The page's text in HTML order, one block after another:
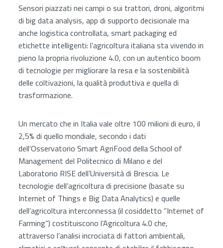
Sensori piazzati nei campi o sui trattori, droni, algoritmi
di big data analysis, app di supporto decisionale ma
anche logistica controllata, smart packaging ed
etichette intelligenti: l’agricoltura italiana sta vivendo in
pieno la propria rivoluzione 4.0, con un autentico boom
di tecnologie per migliorare la resa e la sostenibilità
delle coltivazioni, la qualità produttiva e quella di
trasformazione.
Un mercato che in Italia vale oltre 100 milioni di euro, il
2,5% di quello mondiale, secondo i dati
dell’Osservatorio Smart AgriFood della School of
Management del Politecnico di Milano e del
Laboratorio RISE dell’Università di Brescia. Le
tecnologie dell’agricoltura di precisione (basate su
Internet of Things e Big Data Analytics) e quelle
dell’agricoltura interconnessa (il cosiddetto “Internet of
Farming”) costituiscono l’Agricoltura 4.0 che,
attraverso l’analisi incrociata di fattori ambientali,